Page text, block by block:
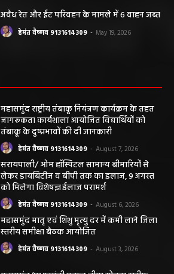
अवैध रेत और ईंट परिवहन के मामले में 6 वाहन जब्त
हेमंत वैष्णव 9131614309 - May 19, 2026
महासमुंद राष्ट्रीय तंबाकू नियंत्रण कार्यक्रम के तहत
जागरूकता कार्यशाला आयोजित विद्यार्थियों को
तंबाकू के दुष्प्रभावों की दी जानकारी
हेमंत वैष्णव 9131614309 - August 7, 2026
सरायपाली/ ओम हॉस्पिटल सामान्य बीमारियों से
लेकर डायबिटीज व बीपी तक का इलाज, 9 अगस्त
को मिलेगा विशेषज्ञ ईलाज परामर्श
हेमंत वैष्णव 9131614309 - August 6, 2026
महासमुंद मातृ एवं शिशु मृत्यु दर में कमी लाने जिला
स्तरीय समीक्षा बैठक आयोजित
हेमंत वैष्णव 9131614309 - August 3, 2026